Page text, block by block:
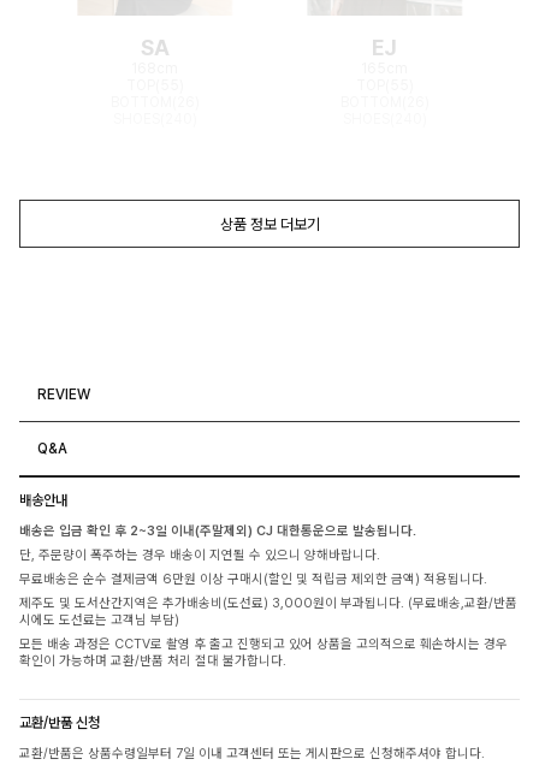
SA EJ
상품 정보 더보기
REVIEW
Q&A
배송안내
배송은 입금 확인 후 2~3일 이내(주말제외) CJ 대한통운으로 발송됩니다.
단, 주문량이 폭주하는 경우 배송이 지연될 수 있으니 양해바랍니다.
무료배송은 순수 결제금액 6만원 이상 구매시(할인 및 적립금 제외한 금액) 적용됩니다.
제주도 및 도서산간지역은 추가배송비(도선료) 3,000원이 부과됩니다. (무료배송,교환/반품
시에도 도선료는 고객님 부담)
모든 배송 과정은 CCTV로 촬영 후 출고 진행되고 있어 상품을 고의적으로 훼손하시는 경우
확인이 가능하며 교환/반품 처리 절대 불가합니다.
교환/반품 신청
교환/반품은 상품수령일부터 7일 이내 고객센터 또는 게시판으로 신청해주셔야 합니다.